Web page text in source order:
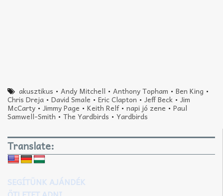
akusztikus •Andy Mitchell •Anthony Topham •Ben King •
Chris Dreja • David Smale • Eric Clapton• Jeff Beck • Jim
McCarty• Jimmy Page • Keith Relf• napi jó zene • Paul
Samwell-Smith • The Yardbirds • Yardbirds
Translate:
SEGÍTÜNK AJÁNDÉK